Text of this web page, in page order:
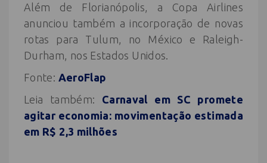
Além de Florianópolis, a Copa Airlines
anunciou também a incorporação de novas
rotas para Tulum, no México e Raleigh-
Durham, nos Estados Unidos.
Fonte: AeroFlap
Leia também: Carnaval em SC promete
agitar economia: movimentação estimada
em R$ 2,3 milhões